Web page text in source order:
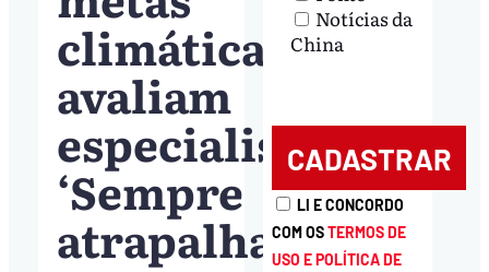
climáticas,
avaliam
especialistas:
‘Sempre
atrapalharam’
Notícias da
China
LI E CONCORDO
COM OSTERMOS DE
USO E POLÍTICA DE